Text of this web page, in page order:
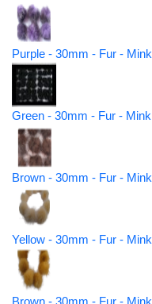
Purple - 30mm - Fur - Mink
Green - 30mm - Fur - Mink
Brown - 30mm - Fur - Mink
Yellow - 30mm - Fur - Mink
Brown - 30mm - Fur - Mink